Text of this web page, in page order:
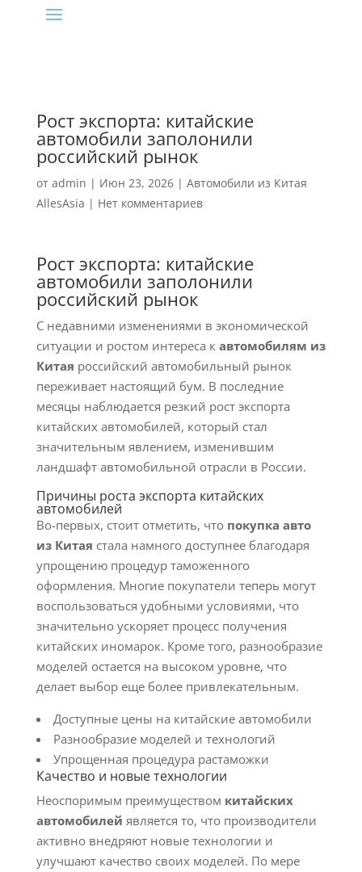
Рост экспорта: китайские
автомобили заполонили
российский рынок
от admin | Июн 23, 2026| Автомобили из Китая
AllesAsia | Нет комментариев
Рост экспорта: китайские
автомобили заполонили
российский рынок
С недавними изменениями в экономической
ситуации и ростом интереса к автомобилям из
Китая российский автомобильный рынок
переживает настоящий бум. В последние
месяцы наблюдается резкий рост экспорта
китайских автомобилей, который стал
значительным явлением, изменившим
ландшафт автомобильной отрасли в России.
Причины роста экспорта китайских
автомобилей
Во-первых, стоит отметить, что покупка авто
из Китая стала намного доступнее благодаря
упрощению процедур таможенного
оформления. Многие покупатели теперь могут
воспользоваться удобными условиями, что
значительно ускоряет процесс получения
китайских иномарок. Кроме того, разнообразие
моделей остается на высоком уровне, что
делает выбор еще более привлекательным.
Доступные цены на китайские автомобили
Разнообразие моделей и технологий
Упрощенная процедура растаможки
Качество и новые технологии
Неоспоримым преимуществом китайских
автомобилей является то, что производители
активно внедряют новые технологии и
улучшают качество своих моделей. По мере